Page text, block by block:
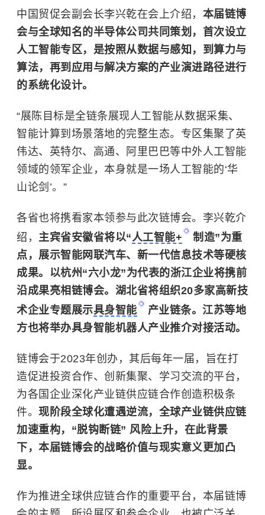
中国贸促会副会长李兴乾在会上介绍， 本届链博
会与全球知名的半导体公司共同策划，首次设立
人工智能专区，是按照从数据与感知，到算力与
算法，再到应用与解决方案的产业演进路径进行
的系统化设计。
“展陈目标是全链条展现人工智能从数据采集、
智能计算到场景落地的完整生态。专区集聚了英
伟达、英特尔、 高通、阿里巴巴等中外人工智能
领域的领军企业，本身就是一场人工智能的‘华
山论剑’。”
各省也将携看家本领参与此次链博会。李兴乾介
绍， 主宾省安徽省将以“人工智能+
制造”为重
点，展示智能网联汽车、新一代信息技术等硬核
成果。以杭州“六小龙”为代表的浙江企业将携前
沿成果亮相链博会。湖北省将组织20多家高新技
术企业专题展示具身智能
产业链条。江苏等地
方也将举办具身智能机器人产业推介对接活动。
链博会于2023年创办，其后每年一届，旨在打
造促进投资合作、创新集聚、学习交流的平台，
为各国企业深化产业链供应链合作创造积极条
件。 现阶段全球化遭遇逆流，全球产业链供应链
加速重构，“脱钩断链” 风险上升，在此背景
下，本届链博会的战略价值与现实意义更加凸
显。
作为推进全球供应链合作的重要平台，本届链博